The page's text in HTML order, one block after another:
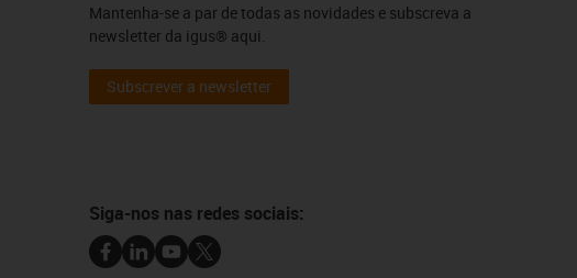
Mantenha-se a par de todas as novidades e subscreva a
newsletter da igus® aqui.
Subscrever a newsletter
Siga-nos nas redes sociais: